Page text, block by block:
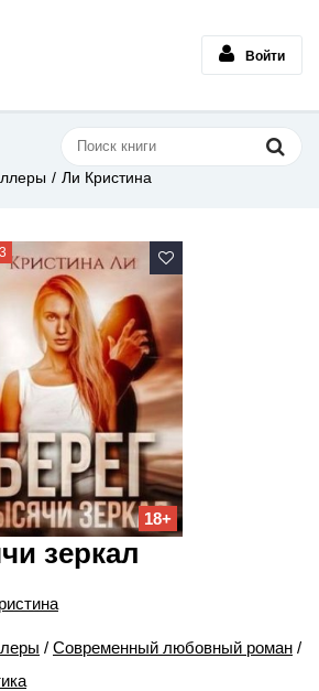
Войти
Ли Кристина
18+
зеркал
/ Современный любовный роман /